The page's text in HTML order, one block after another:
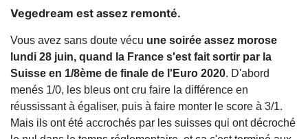
Vegedream est assez remonté.
Vous avez sans doute vécu une soirée assez morose
lundi 28 juin, quand la France s'est fait sortir par la
Suisse en 1/8ème de finale de l'Euro 2020. D'abord
menés 1/0, les bleus ont cru faire la différence en
réussissant à égaliser, puis à faire monter le score à 3/1.
Mais ils ont été accrochés par les suisses qui ont décroché